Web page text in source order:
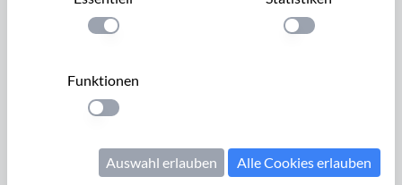
Valkenburg
Schaloen zwischen Schin op Geul und Valkenburg im
niederländischen Südlimburg. Der 2 ha große Garten ist eine
eine Kombination aus Heimat- und Kräutergarten, alle
Einstellung anwenden
Einstellung
Funktionen
Einstellung anwenden
Auswahl erlauben Alle Cookies erlauben